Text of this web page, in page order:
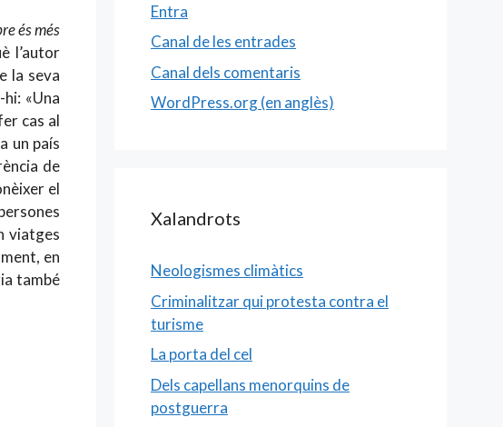
és més
l’autor
la seva
«Una
cas al
un país
de
el
viatges
en
també
Entra
Canal de les entrades
Canal dels comentaris
WordPress.org (en anglès)
Xalandrots
Neologismes climàtics
Criminalitzar qui protesta contra el
turisme
La porta del cel
Dels capellans menorquins de
postguerra